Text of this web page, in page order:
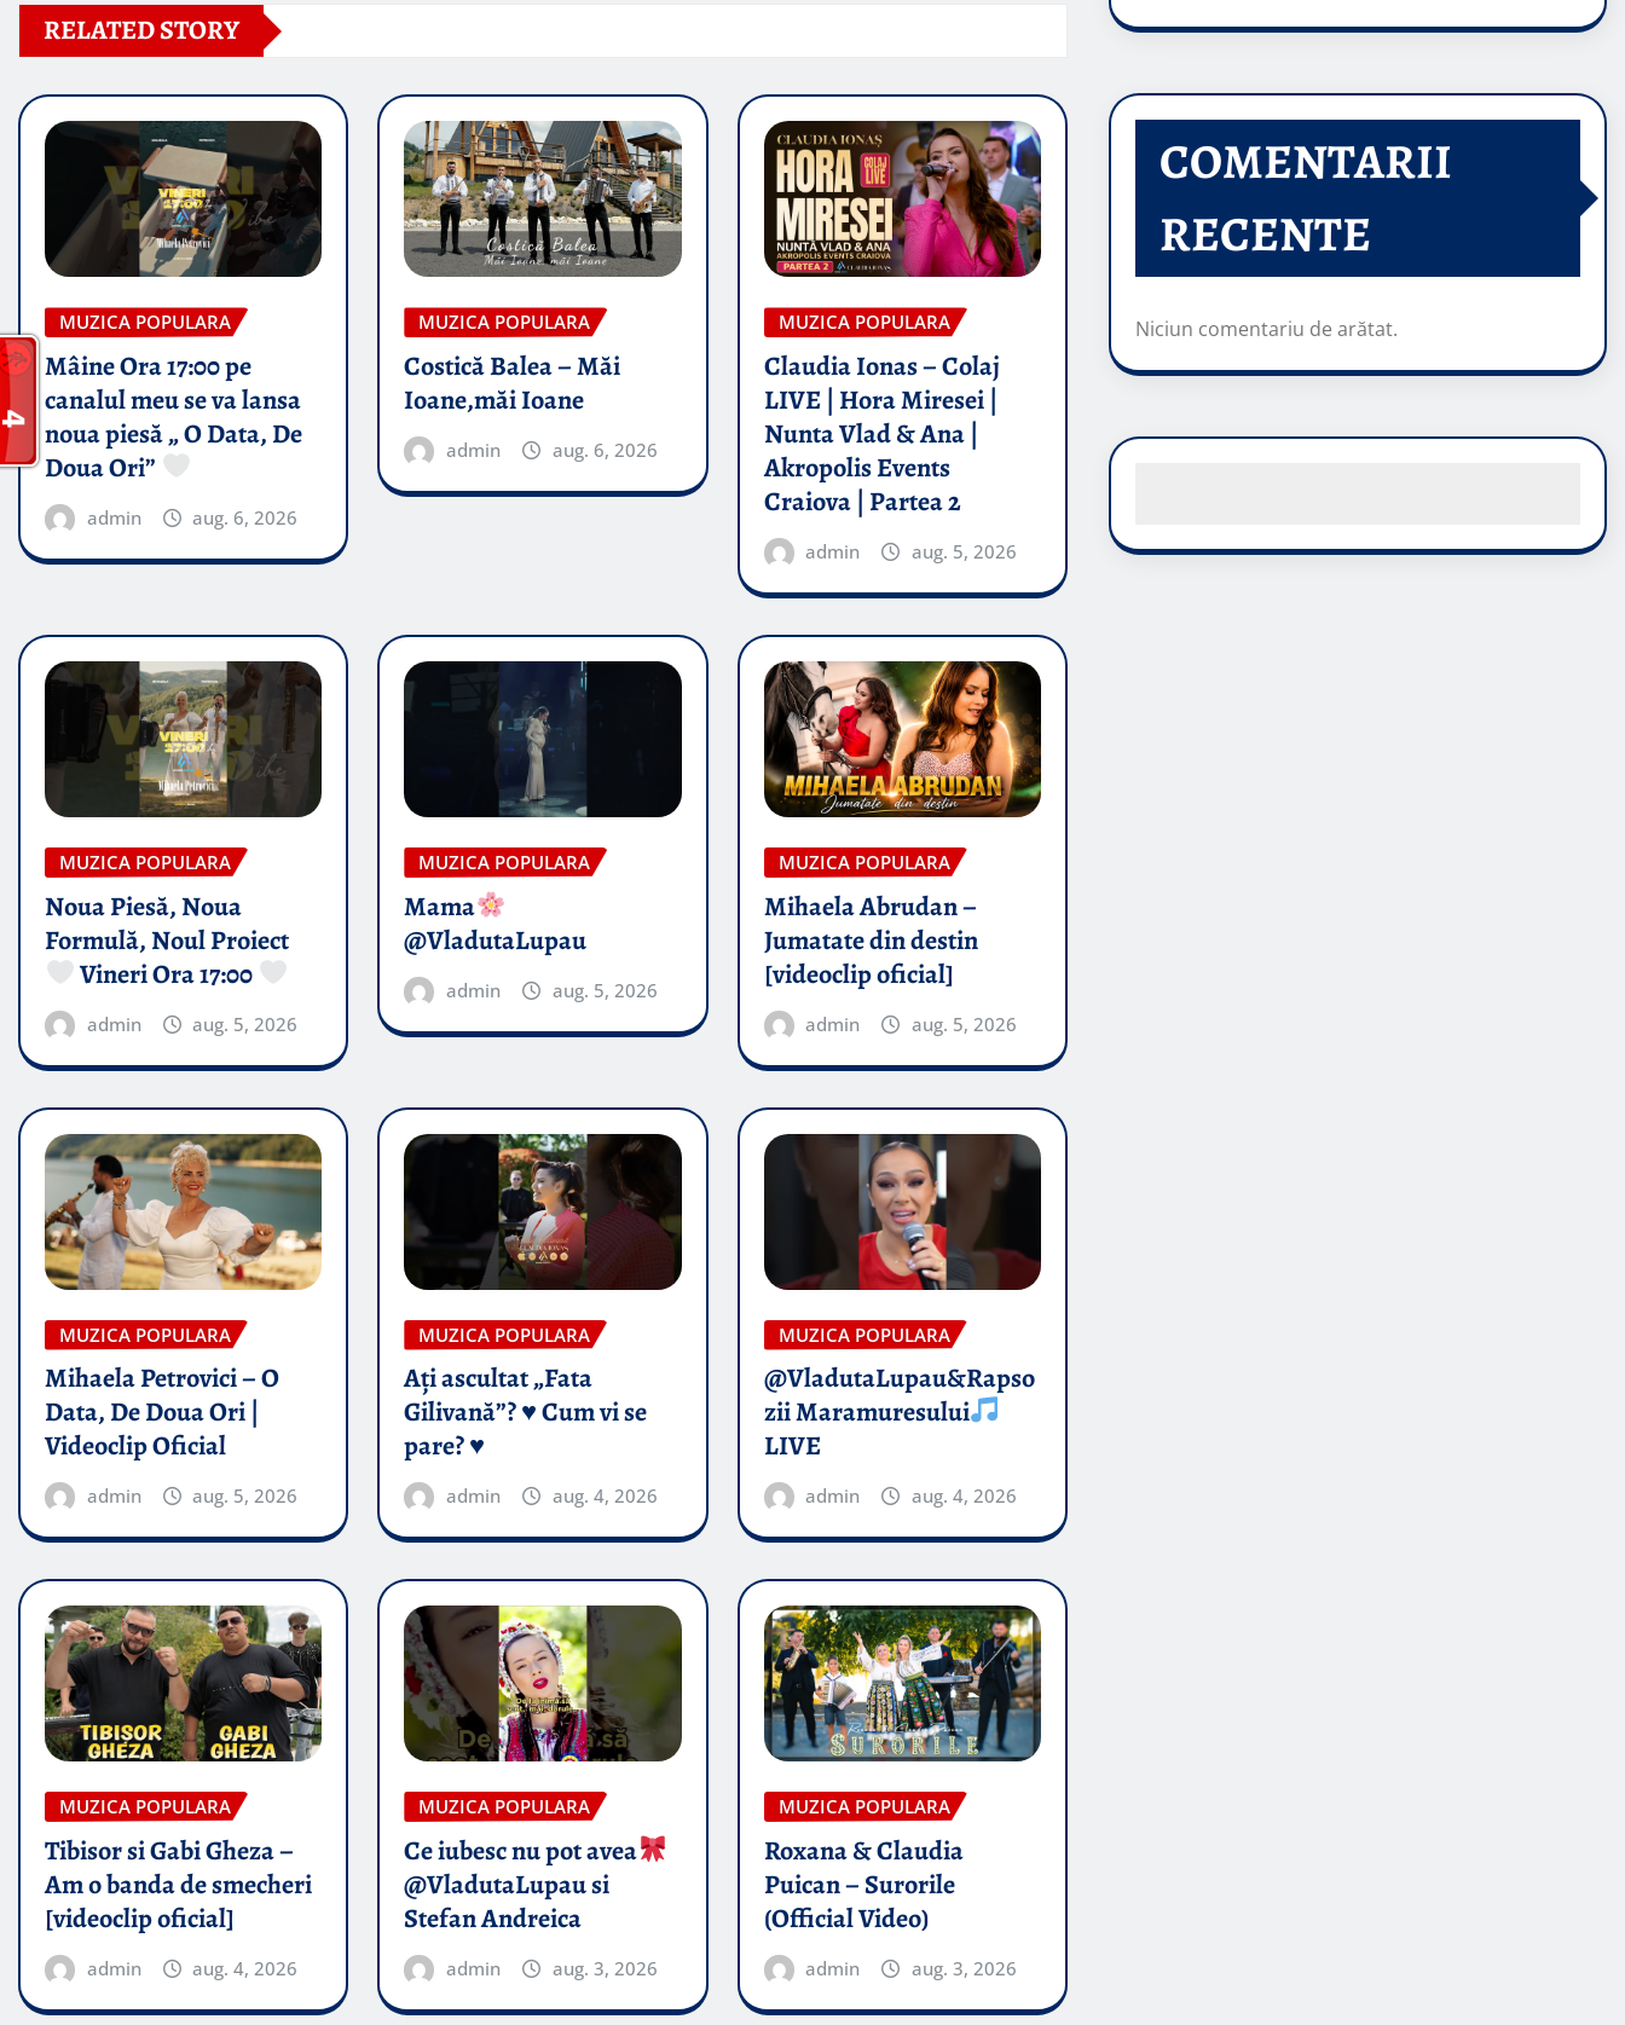
RELATED STORY
MUZICA POPULARA
Mâine Ora 17:00 pe
canalul meu se va lansa
noua piesă „ O Data, De
Doua Ori”
admin aug. 6, 2026
MUZICA POPULARA
Costică Balea – Măi
Ioane,măi Ioane
admin aug. 6, 2026
MUZICA POPULARA
Claudia Ionas – Colaj
LIVE | Hora Miresei |
Nunta Vlad & Ana |
Akropolis Events
Craiova | Partea 2
admin aug. 5, 2026
MUZICA POPULARA
Noua Piesă, Noua
Formulă, Noul Proiect
Vineri Ora 17:00
admin aug. 5, 2026
MUZICA POPULARA
Mama
@VladutaLupau
admin aug. 5, 2026
MUZICA POPULARA
Mihaela Abrudan –
Jumatate din destin
[videoclip oficial]
admin aug. 5, 2026
MUZICA POPULARA
Mihaela Petrovici – O
Data, De Doua Ori |
Videoclip Oficial
admin aug. 5, 2026
MUZICA POPULARA
Ați ascultat „Fata
Gilivană”? ♥️ Cum vi se
pare? ♥️
admin aug. 4, 2026
MUZICA POPULARA
@VladutaLupau&Rapso
zii Maramuresului
LIVE
admin aug. 4, 2026
MUZICA POPULARA
Tibisor si Gabi Gheza –
Am o banda de smecheri
[videoclip oficial]
admin aug. 4, 2026
MUZICA POPULARA
Ce iubesc nu pot avea
@VladutaLupau si
Stefan Andreica
admin aug. 3, 2026
MUZICA POPULARA
Roxana & Claudia
Puican – Surorile
(Official Video)
admin aug. 3, 2026
COMENTARII
RECENTE
Niciun comentariu de arătat.